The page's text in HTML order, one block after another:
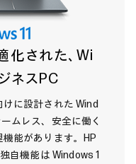
化された、Wi
ネスPC
に設計された Wind
ムレス、安全に働く
能があります。HP
自機能は Windows 1